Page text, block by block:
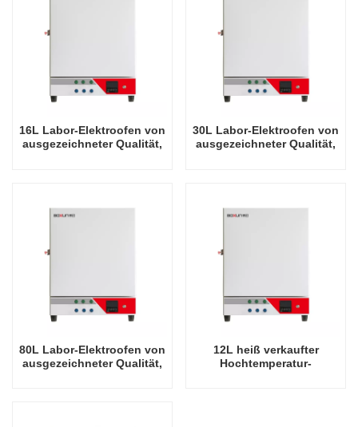
16L Labor-Elektroofen von
ausgezeichneter Qualität,
30L Labor-Elektroofen von
ausgezeichneter Qualität,
80L Labor-Elektroofen von
ausgezeichneter Qualität,
12L heiß verkaufter
Hochtemperatur-